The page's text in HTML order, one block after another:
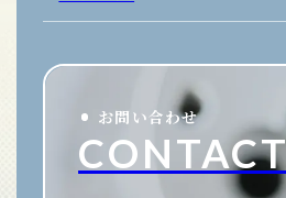
お問い合わせ
CONTACT